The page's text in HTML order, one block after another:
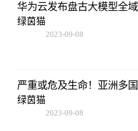
华为云发布盘古大模型全
绿茵猫
2023-09-08
严重或危及生命！亚洲多
绿茵猫
2023-09-08